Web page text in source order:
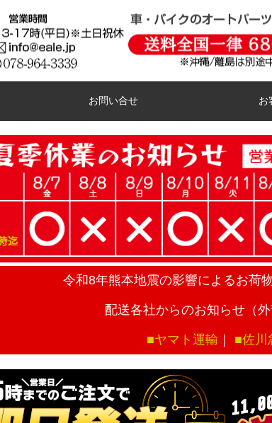
お問い合せ お
令和8年熊本地震の影響によるお荷
配送各社からのお知らせ（
■ヤマト運輸 ■佐川